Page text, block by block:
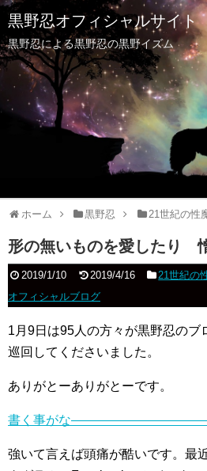
黒野忍オフィシャルサイト
黒野忍による黒野忍の黒野イズム
ホーム 黒野忍 21世紀の性
形の無いものを愛したり
2019/1/10 2019/4/16 21世紀の
オフィシャルブログ
1月9日は95人の方々が黒野忍のブ
巡回してくださいました。
ありがとーありがとーです。
書く事がな
強いて言えば頭痛が酷いです。最